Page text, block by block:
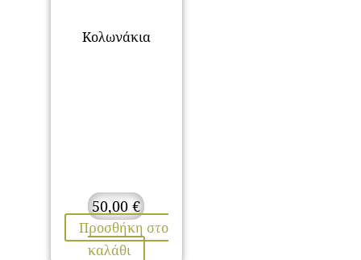
Κολωνάκια
50,00€
Προσθήκη στο
καλάθι